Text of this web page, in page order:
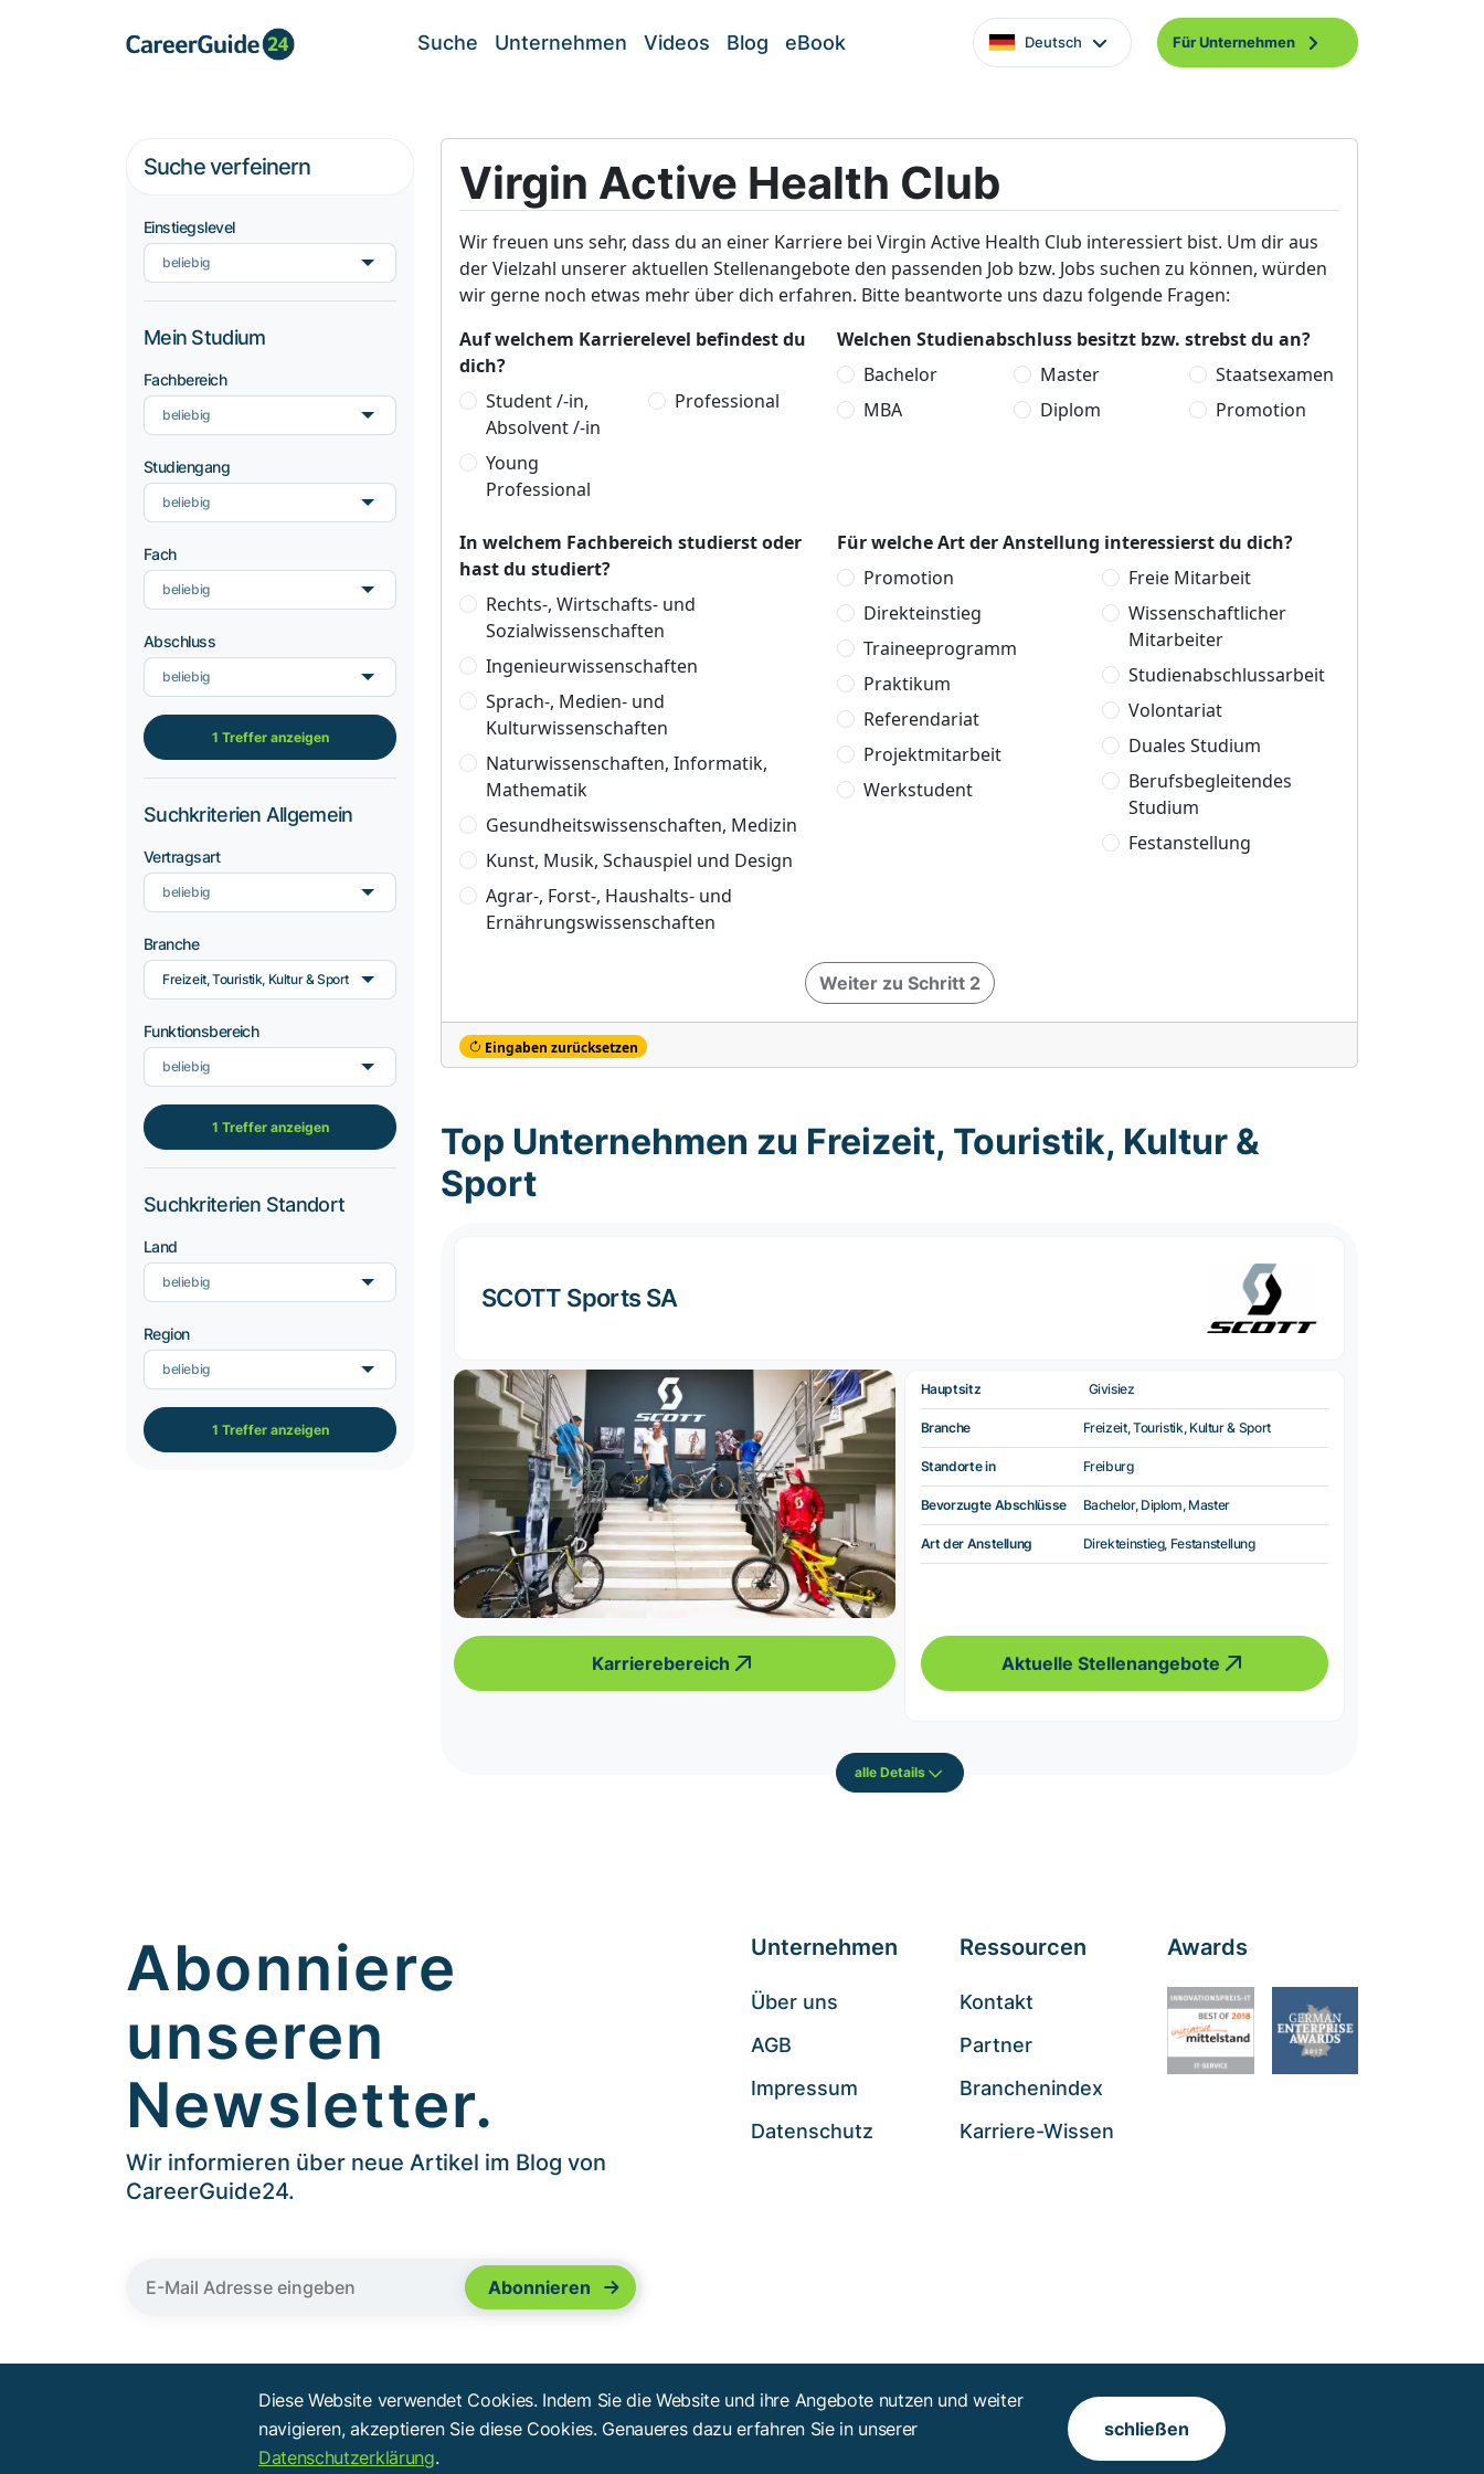
Suche Unternehmen Videos Blog eBook Deutsch Für Unternehmen
Suche verfeinern
Einstiegslevel
beliebig
Mein Studium
Fachbereich
beliebig
Studiengang
beliebig
Fach
beliebig
Abschluss
beliebig
1 Treffer anzeigen
Suchkriterien Allgemein
Vertragsart
beliebig
Branche
Freizeit, Touristik, Kultur & Sport
Funktionsbereich
beliebig
1 Treffer anzeigen
Suchkriterien Standort
Land
beliebig
Region
beliebig
1 Treffer anzeigen
Virgin Active Health Club
Wir freuen uns sehr, dass du an einer Karriere bei Virgin Active Health Club interessiert bist. Um dir aus
der Vielzahl unserer aktuellen Stellenangebote den passenden Job bzw. Jobs suchen zu können, würden
wir gerne noch etwas mehr über dich erfahren. Bitte beantworte uns dazu folgende Fragen:
Auf welchem Karrierelevel befindest du
dich?
Student /-in,
Absolvent /-in
Young
Professional
Professional
Welchen Studienabschluss besitzt bzw. strebst du an?
Bachelor
MBA
Master
Diplom
Staatsexamen
Promotion
In welchem Fachbereich studierst oder
hast du studiert?
Rechts-, Wirtschafts- und
Sozialwissenschaften
Ingenieurwissenschaften
Sprach-, Medien- und
Kulturwissenschaften
Naturwissenschaften, Informatik,
Mathematik
Gesundheitswissenschaften, Medizin
Kunst, Musik, Schauspiel und Design
Agrar-, Forst-, Haushalts- und
Ernährungswissenschaften
Für welche Art der Anstellung interessierst du dich?
Promotion
Direkteinstieg
Traineeprogramm
Praktikum
Referendariat
Projektmitarbeit
Werkstudent
Freie Mitarbeit
Wissenschaftlicher
Mitarbeiter
Studienabschlussarbeit
Volontariat
Duales Studium
Berufsbegleitendes
Studium
Festanstellung
Weiter zu Schritt 2
Eingaben zurücksetzen
Top Unternehmen zu Freizeit, Touristik, Kultur &
Sport
SCOTT Sports SA
Karrierebereich
Hauptsitz Givisiez
Branche Freizeit, Touristik, Kultur & Sport
Standorte in Freiburg
Bevorzugte Abschlüsse Bachelor, Diplom, Master
Art der Anstellung Direkteinstieg, Festanstellung
Aktuelle Stellenangebote
alle Details
Abonniere
unseren
Newsletter.
Wir informieren über neue Artikel im Blog von
CareerGuide24.
Unternehmen
Über uns
AGB
Impressum
Datenschutz
Ressourcen
Kontakt
Partner
Branchenindex
Karriere-Wissen
Awards
Copyright © 2014 - 2026 . Alle Rechte vorbehalten.
Diese Website verwendet Cookies. Indem Sie die Website und ihre Angebote nutzen und weiter
navigieren, akzeptieren Sie diese Cookies. Genaueres dazu erfahren Sie in unserer
Datenschutzerklärung.
schließen